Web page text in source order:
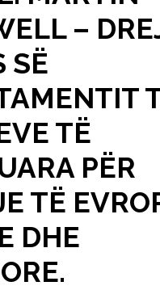
–
SË
TË
PËR
TË
DHE